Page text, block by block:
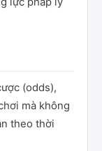
(odds),
mà không
theo thời